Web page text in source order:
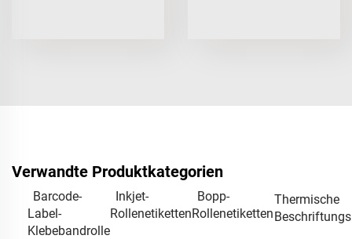
Verwandte Produktkategorien
Barcode-
Label-
Klebebandrolle
Inkjet-
Rollenetiketten
Bopp-
Rollenetiketten
Thermische